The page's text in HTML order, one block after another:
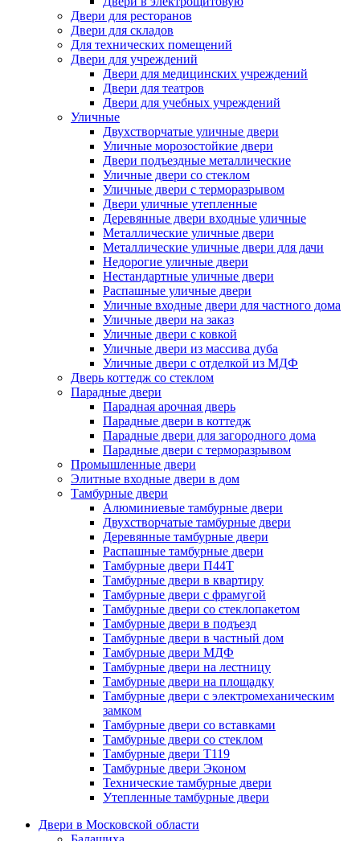
Двери для ресторанов
Двери для складов
Для технических помещений
Двери для учреждений
Двери для медицинских учреждений
Двери для театров
Двери для учебных учреждений
Уличные
Двухстворчатые уличные двери
Уличные морозостойкие двери
Двери подъездные металлические
Уличные двери со стеклом
Уличные двери с терморазрывом
Двери уличные утепленные
Деревянные двери входные уличные
Металлические уличные двери
Металлические уличные двери для дачи
Недорогие уличные двери
Нестандартные уличные двери
Распашные уличные двери
Уличные входные двери для частного дома
Уличные двери на заказ
Уличные двери с ковкой
Уличные двери из массива дуба
Уличные двери с отделкой из МДФ
Дверь коттедж со стеклом
Парадные двери
Парадная арочная дверь
Парадные двери в коттедж
Парадные двери для загородного дома
Парадные двери с терморазрывом
Промышленные двери
Элитные входные двери в дом
Тамбурные двери
Алюминиевые тамбурные двери
Двухстворчатые тамбурные двери
Деревянные тамбурные двери
Распашные тамбурные двери
Тамбурные двери П44Т
Тамбурные двери в квартиру
Тамбурные двери с фрамугой
Тамбурные двери со стеклопакетом
Тамбурные двери в подъезд
Тамбурные двери в частный дом
Тамбурные двери МДФ
Тамбурные двери на лестницу
Тамбурные двери на площадку
Тамбурные двери с электромеханическим
замком
Тамбурные двери со вставками
Тамбурные двери со стеклом
Тамбурные двери Т119
Тамбурные двери Эконом
Технические тамбурные двери
Утепленные тамбурные двери
Двери в Московской области